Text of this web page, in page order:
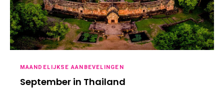
MAANDELIJKSE AANBEVELINGEN
September in Thailand